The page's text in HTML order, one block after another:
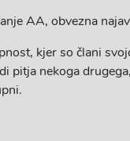
AA, obvezna
kjer so člani
pitja nekoga